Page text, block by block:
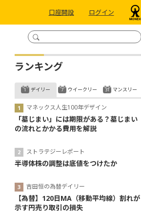
口座開設 ログイン
ランキング
デイリー
マネックス人生100年デザイン
「墓じまい」には期限がある？墓じまい
の流れとかかる費用を解説
ストラテジーレポート
半導体株の調整は底値をつけたか
吉田恒の為替デイリー
【為替】120日MA（移動平均線）割れが
示す円売り取引の損失
ウイークリー マンスリー